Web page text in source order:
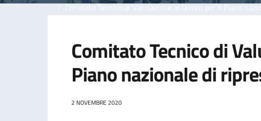
Comitato Tecnico di Valutazione al lavoro per il Piano nazionale di ripresa e
Comitato Tecnico di
Piano nazionale di
2 NOVEMBRE 2020